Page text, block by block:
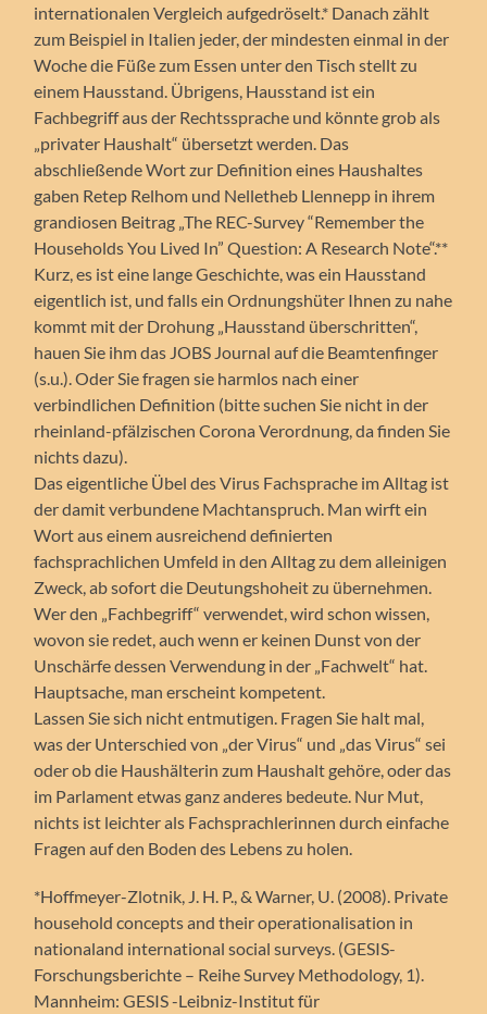
internationalen Vergleich aufgedröselt.* Danach zählt
zum Beispiel in Italien jeder, der mindesten einmal in der
Woche die Füße zum Essen unter den Tisch stellt zu
einem Hausstand. Übrigens, Hausstand ist ein
Fachbegriff aus der Rechtssprache und könnte grob als
„privater Haushalt“ übersetzt werden. Das
abschließende Wort zur Definition eines Haushaltes
gaben Retep Relhom und Nelletheb Llennepp in ihrem
grandiosen Beitrag „The REC-Survey “Remember the
Households You Lived In” Question: A Research Note“.**
Kurz, es ist eine lange Geschichte, was ein Hausstand
eigentlich ist, und falls ein Ordnungshüter Ihnen zu nahe
kommt mit der Drohung „Hausstand überschritten“,
hauen Sie ihm das JOBS Journal auf die Beamtenfinger
(s.u.). Oder Sie fragen sie harmlos nach einer
verbindlichen Definition (bitte suchen Sie nicht in der
rheinland-pfälzischen Corona Verordnung, da finden Sie
nichts dazu).
Das eigentliche Übel des Virus Fachsprache im Alltag ist
der damit verbundene Machtanspruch. Man wirft ein
Wort aus einem ausreichend definierten
fachsprachlichen Umfeld in den Alltag zu dem alleinigen
Zweck, ab sofort die Deutungshoheit zu übernehmen.
Wer den „Fachbegriff“ verwendet, wird schon wissen,
wovon sie redet, auch wenn er keinen Dunst von der
Unschärfe dessen Verwendung in der „Fachwelt“ hat.
Hauptsache, man erscheint kompetent.
Lassen Sie sich nicht entmutigen. Fragen Sie halt mal,
was der Unterschied von „der Virus“ und „das Virus“ sei
oder ob die Haushälterin zum Haushalt gehöre, oder das
im Parlament etwas ganz anderes bedeute. Nur Mut,
nichts ist leichter als Fachsprachlerinnen durch einfache
Fragen auf den Boden des Lebens zu holen.
*Hoffmeyer-Zlotnik, J. H. P., & Warner, U. (2008). Private
household concepts and their operationalisation in
nationaland international social surveys. (GESIS-
Forschungsberichte – Reihe Survey Methodology, 1).
Mannheim: GESIS -Leibniz-Institut für